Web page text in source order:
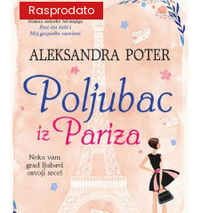
Rasprodato